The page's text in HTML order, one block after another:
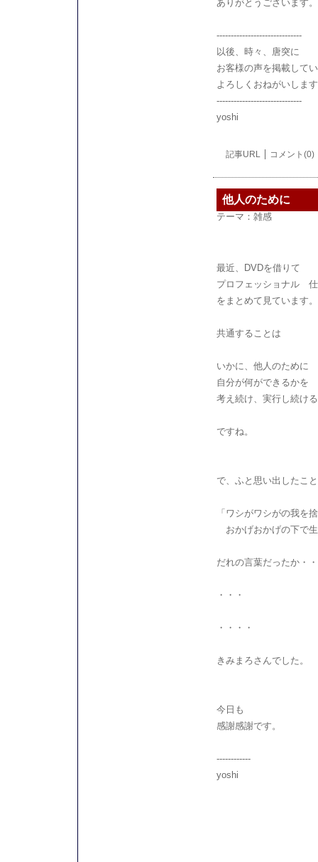
ありがとうございます。
------------------------------
以後、時々、唐突に
お客様の声を掲載して
よろしくおねがいします
------------------------------
yoshi
記事URL コメント(0)
他人のために
テーマ： 雑感
最近、DVDを借りて
プロフェッショナル
をまとめて見ています。
共通することは
いかに、他人のために
自分が何ができるかを
考え続け、実行し続け
ですね。
で、ふと思い出したこ
「ワシがワシがの我を
おかげおかげの下で
だれの言葉だったか・
・・・
・・・・
きみまろさんでした。
今日も
感謝感謝です。
------------
yoshi